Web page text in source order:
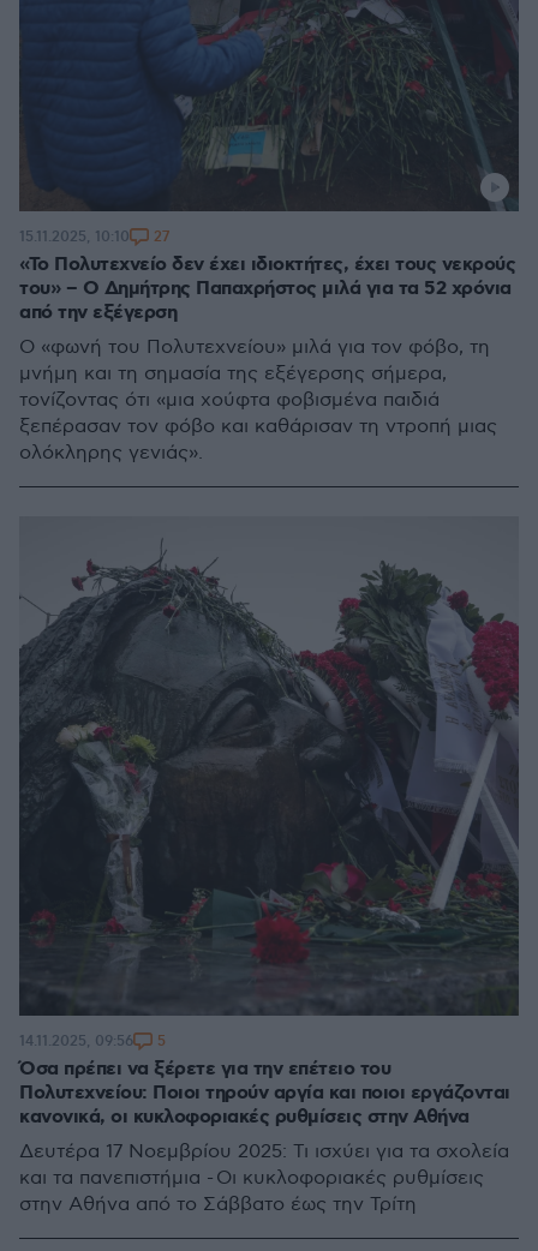
«Το Πολυτεχνείο δεν έχει ιδιοκτήτες, έχει τους νεκρούς
του» – Ο Δημήτρης Παπαχρήστος μιλά για τα 52 χρόνια
από την εξέγερση
Ο «φωνή του Πολυτεχνείου» μιλά για τον φόβο, τη
μνήμη και τη σημασία της εξέγερσης σήμερα,
τονίζοντας ότι «μια χούφτα φοβισμένα παιδιά
ξεπέρασαν τον φόβο και καθάρισαν τη ντροπή μιας
ολόκληρης γενιάς».
15.11.2025, 10:10 27
Όσα πρέπει να ξέρετε για την επέτειο του
Πολυτεχνείου: Ποιοι τηρούν αργία και ποιοι εργάζονται
κανονικά, οι κυκλοφοριακές ρυθμίσεις στην Αθήνα
Δευτέρα 17 Νοεμβρίου 2025: Τι ισχύει για τα σχολεία
και τα πανεπιστήμια - Οι κυκλοφοριακές ρυθμίσεις
στην Αθήνα από το Σάββατο έως την Τρίτη
14.11.2025, 09:56 5